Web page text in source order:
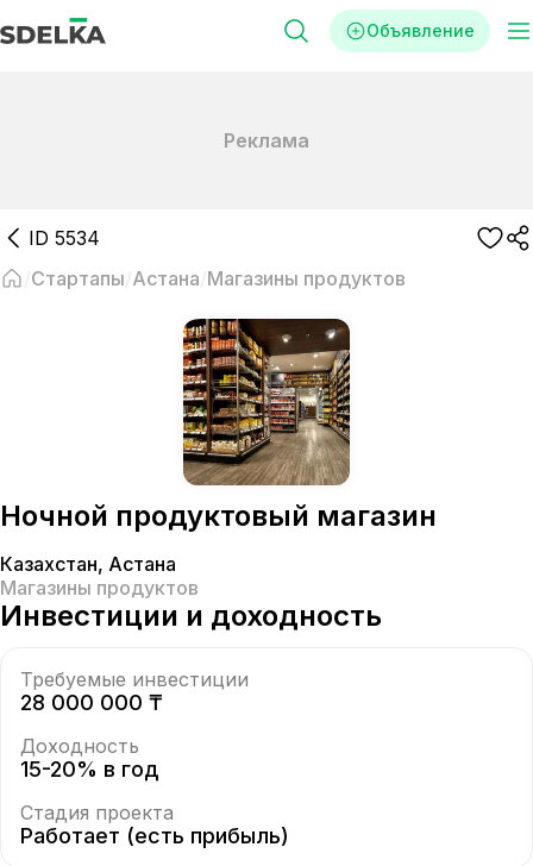
Объявление
Реклама
ID 5534
Стартапы Астана Магазины продуктов
Ночной продуктовый магазин
Казахстан, Астана
Магазины продуктов
Инвестиции и доходность
Требуемые инвестиции
28 000 000 ₸
Доходность
15-20% в год
Стадия проекта
Работает (есть прибыль)